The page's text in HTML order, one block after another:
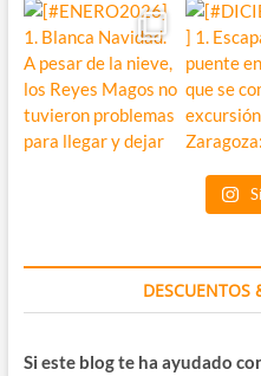
DESCUENTOS
Si este blog te ha ayudado